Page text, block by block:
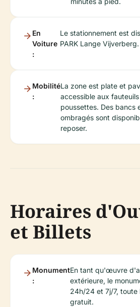
En
Voiture
:
Le stationnement est
PARK Lange Vijverberg.
Mobilité
:
La zone est plate et
accessible aux
poussettes. Des bancs
ombragés sont
reposer.
Horaires
et Billets
Monument
:
En tant qu'œuvre
extérieure, le
24h/24 et 7j/7, toute
gratuit.